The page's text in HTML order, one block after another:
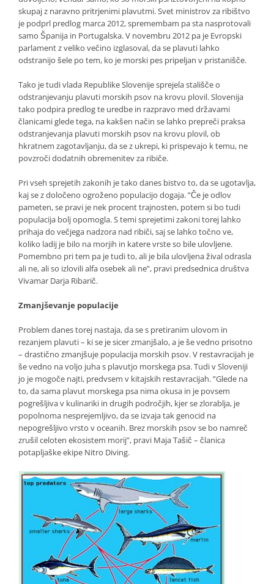
skupaj z naravno pritrjenimi plavutmi. Svet ministrov za ribištvo
je podprl predlog marca 2012, spremembam pa sta nasprotovali
samo Španija in Portugalska. V novembru 2012 pa je Evropski
parlament z veliko večino izglasoval, da se plavuti lahko
odstranijo šele po tem, ko je morski pes pripeljan v pristanišče.
Tako je tudi vlada Republike Slovenije sprejela stališče o
odstranjevanju plavuti morskih psov na krovu plovil. Slovenija
tako podpira predlog te uredbe in razpravo med državami
članicami glede tega, na kakšen način se lahko prepreči praksa
odstranjevanja plavuti morskih psov na krovu plovil, ob
hkratnem zagotavljanju, da se z ukrepi, ki prispevajo k temu, ne
povzroči dodatnih obremenitev za ribiče.
Pri vseh sprejetih zakonih je tako danes bistvo to, da se ugotavlja,
kaj se z določeno ogroženo populacijo dogaja. ”Če je odlov
pameten, se pravi je nek procent trajnosten, potem si bo tudi
populacija bolj opomogla. S temi sprejetimi zakoni torej lahko
prihaja do večjega nadzora nad ribiči, saj se lahko točno ve,
koliko ladij je bilo na morjih in katere vrste so bile ulovljene.
Pomembno pri tem pa je tudi to, ali je bila ulovljena žival odrasla
ali ne, ali so izlovili alfa osebek ali ne”, pravi predsednica društva
Vivamar Darja Ribarič.
Zmanjševanje populacije
Problem danes torej nastaja, da se s pretiranim ulovom in
rezanjem plavuti – ki se je sicer zmanjšalo, a je še vedno prisotno
– drastično zmanjšuje populacija morskih psov. V restavracijah je
še vedno na voljo juha s plavutjo morskega psa. Tudi v Sloveniji
jo je mogoče najti, predvsem v kitajskih restavracijah. ”Glede na
to, da sama plavut morskega psa nima okusa in je povsem
pogrešljiva v kulinariki in drugih področjih, kjer se zlorablja, je
popolnoma nesprejemljivo, da se izvaja tak genocid na
nepogrešljivo vrsto v oceanih. Brez morskih psov se bo namreč
zrušil celoten ekosistem morij”, pravi Maja Tašič – članica
potapljaške ekipe Nitro Diving.